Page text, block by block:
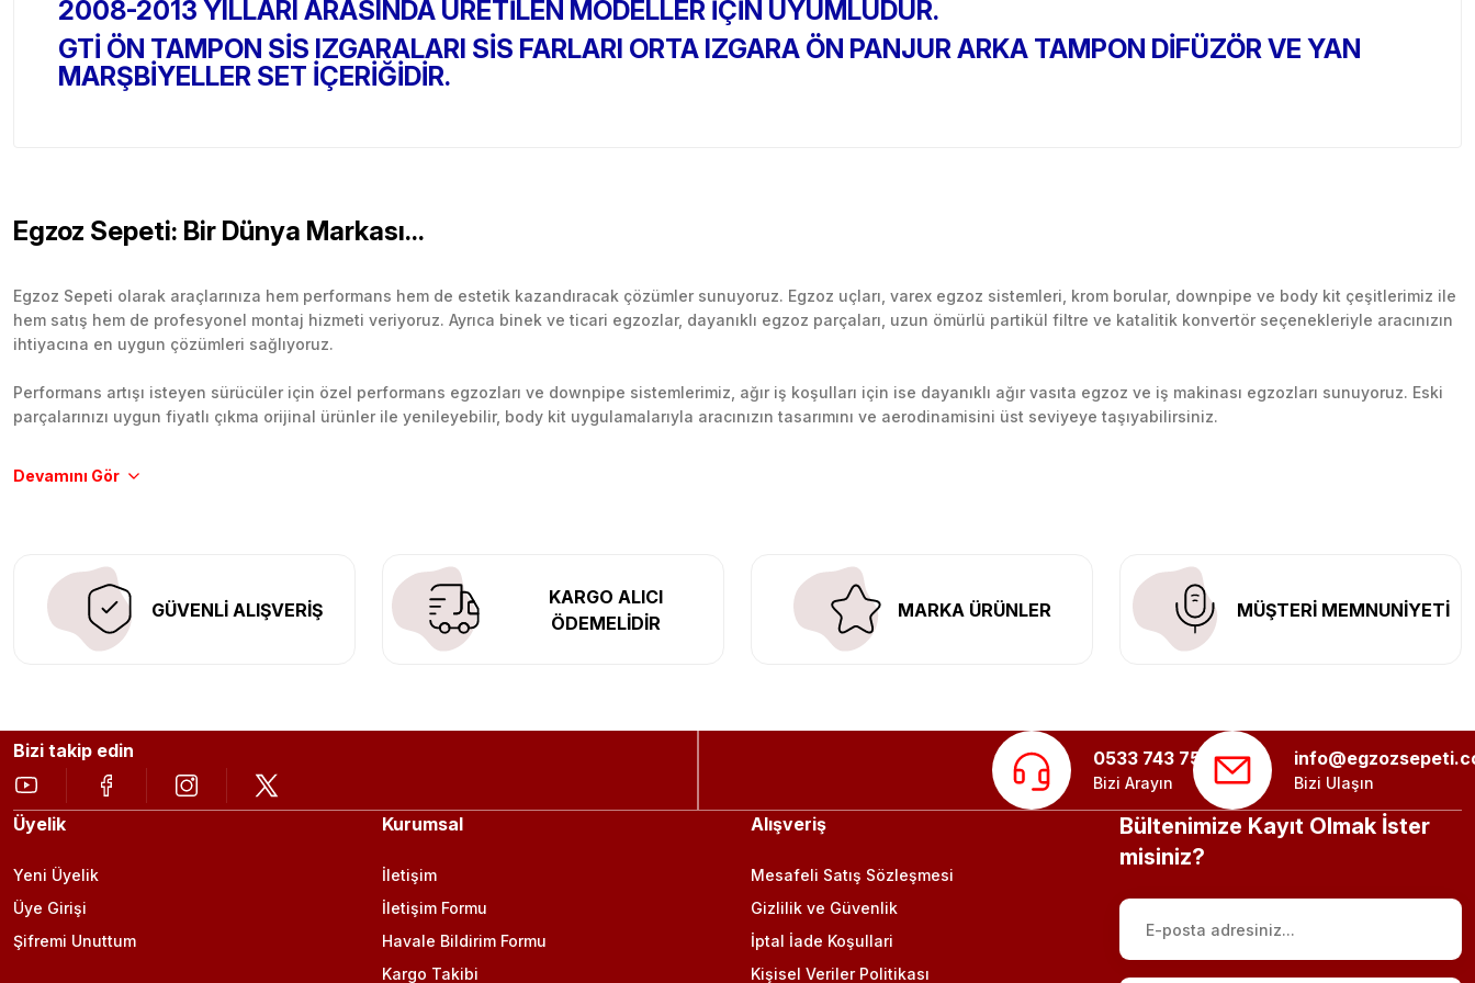
2008-2013 YILLARI ARASINDA ÜRETİLEN MODELLER İÇİN UYUMLUDUR.
GTİ ÖN TAMPON SİS IZGARALARI SİS FARLARI ORTA IZGARA ÖN PANJUR ARKA TAMPON DİFÜZÖR VE YAN
MARŞBİYELLER SET İÇERİĞİDİR.
Yorum Yaz
Egzoz Sepeti: Bir Dünya Markası...
Egzoz Sepeti olarak araçlarınıza hem performans hem de estetik kazandıracak çözümler sunuyoruz. Egzoz uçları, varex egzoz sistemleri, krom borular, downpipe ve body kit çeşitlerimiz ile
hem satış hem de profesyonel montaj hizmeti veriyoruz. Ayrıca binek ve ticari egzozlar, dayanıklı egzoz parçaları, uzun ömürlü partikül filtre ve katalitik konvertör seçenekleriyle aracınızın
ihtiyacına en uygun çözümleri sağlıyoruz.
Performans artışı isteyen sürücüler için özel performans egzozları ve downpipe sistemlerimiz, ağır iş koşulları için ise dayanıklı ağır vasıta egzoz ve iş makinası egzozları sunuyoruz. Eski
parçalarınızı uygun fiyatlı çıkma orijinal ürünler ile yenileyebilir, body kit uygulamalarıyla aracınızın tasarımını ve aerodinamisini üst seviyeye taşıyabilirsiniz.
Tüm ürünlerimiz orijinal, dayanıklı ve uzun ömürlüdür. İstanbul’daki montaj merkezimizde profesyonel montaj yapıyor, Türkiye’nin her yerine güvenli kargo ile teslimat gerçekleştiriyoruz.
GÜVENLİ ALIŞVERİŞ
KARGO ALICI
ÖDEMELİDİR
MARKA ÜRÜNLER MÜŞTERİ MEMNUNİYETİ
Bizi takip edin 0533 743 75 56
Bizi Arayın Bizi Ulaşın
Üyelik
Yeni Üyelik
Üye Girişi
Şifremi Unuttum
Kurumsal
İletişim
İletişim Formu
Havale Bildirim Formu
Kargo Takibi
Alışveriş
Mesafeli Satış Sözleşmesi
Gizlilik ve Güvenlik
İptal İade Koşullari
Kişisel Veriler Politikası
Bültenimize Kayıt Olmak İster
misiniz?